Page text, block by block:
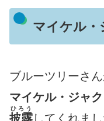
マイケル・
ブルーツリーさ
マイケル・ジャ
披露
ひろう
してくれまし